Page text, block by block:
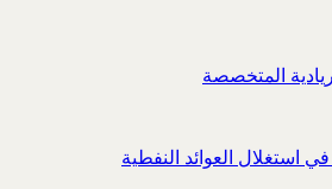
المتخصصة
استغلال العوائد النفطية